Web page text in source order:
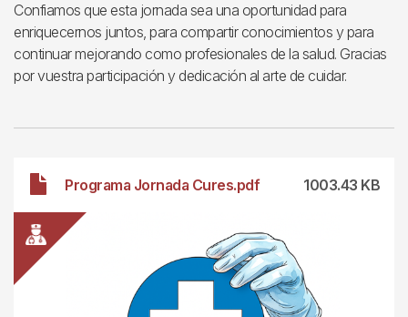
Confiamos que esta jornada sea una oportunidad para
enriquecernos juntos, para compartir conocimientos y para
continuar mejorando como profesionales de la salud. Gracias
por vuestra participación y dedicación al arte de cuidar.
Programa Jornada Cures.pdf
1003.43 KB